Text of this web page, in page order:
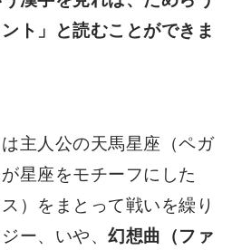
ト」と読むことができま
は主人公の天馬星座（ペガ
星座をモチーフにした
ス）をまとって戦いを繰り
ー、いや、幻想曲（ファ